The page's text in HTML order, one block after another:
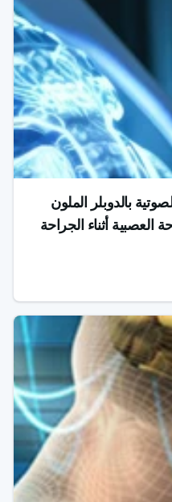
بالدوبلر الملون
العصبية أثناء الجراحة